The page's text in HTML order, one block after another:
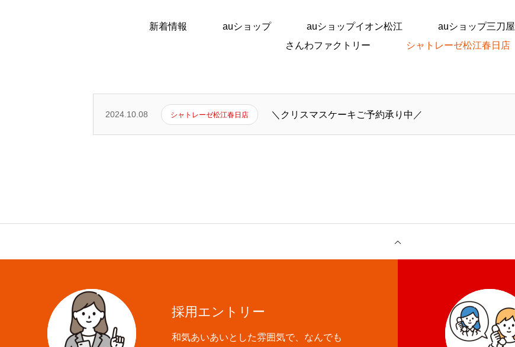
採用情報
新着情報 auショップ auショップイオン松江 auショップ三刀屋
さんわファクトリー
シャトレーゼ松江春日店
2024.10.08 シャトレーゼ松江春日店 ＼クリスマスケーキご予約承り中／
採用エントリー
和気あいあいとした雰囲気で、なんでも